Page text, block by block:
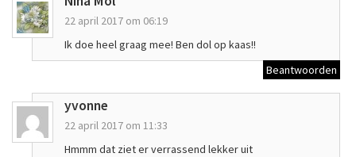
22 april 2017 om 06:19
Ik doe heel graag mee! Ben dol op kaas!!
Beantwoorden
yvonne
22 april 2017 om 11:33
Hmmm dat ziet er verrassend lekker uit